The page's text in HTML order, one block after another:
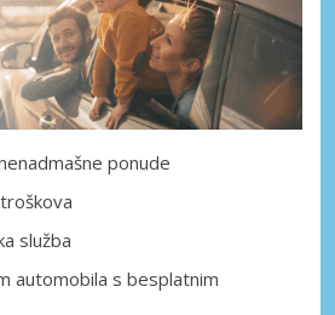
ponude
služba
automobila s besplatnim